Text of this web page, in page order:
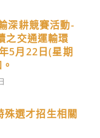
深耕競賽活動-
之交通運輸環
5月22日(星期
殊選才招生相關